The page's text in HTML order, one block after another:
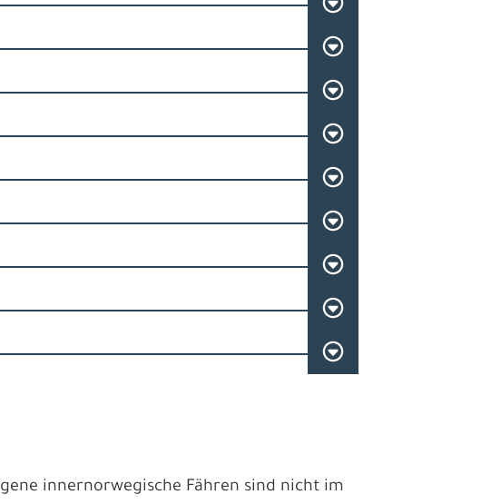
innernorwegische Fähren sind nicht im